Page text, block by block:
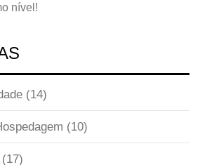
nível!
(14)
(10)
(17)